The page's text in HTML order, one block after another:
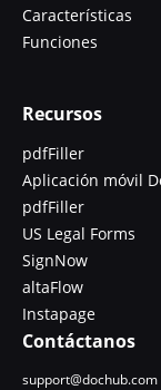
Características
Funciones
Recursos
pdfFiller
Aplicación móvil
pdfFiller
US Legal Forms
SignNow
altaFlow
Instapage
Contáctanos
support@dochub.com